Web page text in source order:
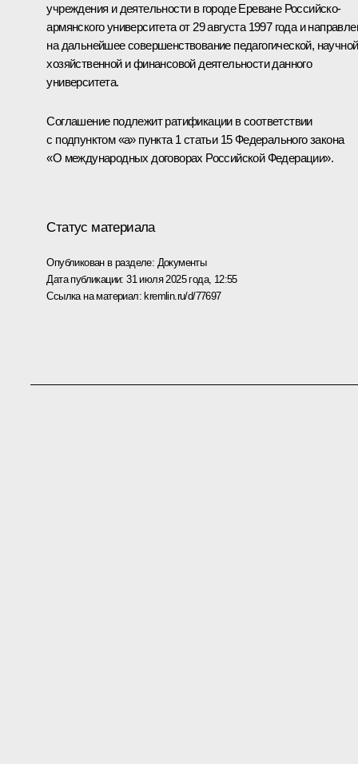
учреждения и деятельности в городе Ереване Российско-
армянского университета от 29 августа 1997 года и
на дальнейшее совершенствование педагогической,
хозяйственной и финансовой деятельности данного
университета.
Соглашение подлежит ратификации в соответствии
с подпунктом «а» пункта 1 статьи 15 Федерального закона
«О международных договорах Российской Федерации».
Статус материала
Опубликован в разделе: Документы
Дата публикации:31 июля 2025 года, 12:55
Ссылка на материал: kremlin.ru/d/77697